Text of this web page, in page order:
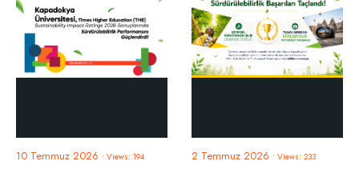
10 Temmuz 2026 • Views: 194 2 Temmuz 2026 • Views: 233